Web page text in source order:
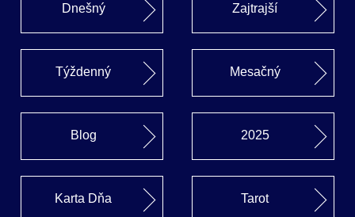
Dnešný Zajtrajší
Týždenný Mesačný
Blog 2025
Karta Dňa Tarot